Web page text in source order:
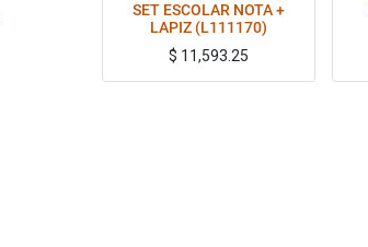
SET ESCOLAR NOTA +
LAPIZ (L111170)
$ 11,593.25